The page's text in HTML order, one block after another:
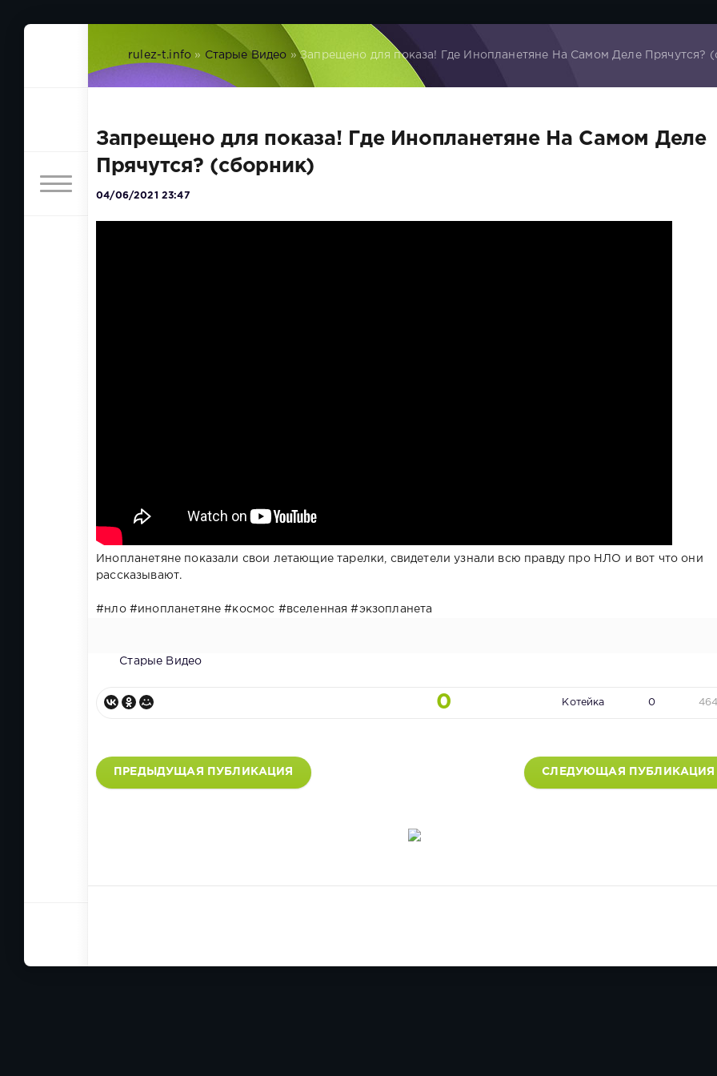
rulez-t.info » Старые Видео » Запрещено для показа! Где Инопланетяне На Самом Деле Прячутся?
Запрещено для показа! Где Инопланетяне На Самом Деле
Прячутся? (сборник)
04/06/2021 23:47
Инопланетяне показали свои летающие тарелки, свидетели узнали всю правду про НЛО и вот что они
рассказывают.
#нло #инопланетяне #космос #вселенная #экзопланета
Старые Видео
0 Котейка 0
ПРЕДЫДУЩАЯ ПУБЛИКАЦИЯ СЛЕДУЮЩАЯ ПУБЛИКАЦИЯ